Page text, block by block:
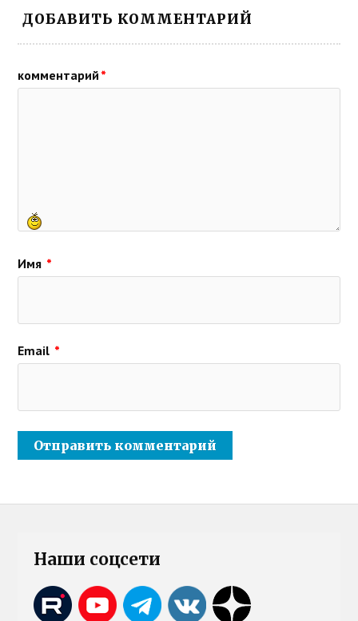
ДОБАВИТЬ КОММЕНТАРИЙ
комментарий *
Имя *
Email *
Наши соцсети